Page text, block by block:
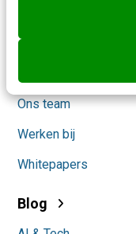
Nieuwsbrieven
Ons team
Werken bij
Whitepapers
Blog